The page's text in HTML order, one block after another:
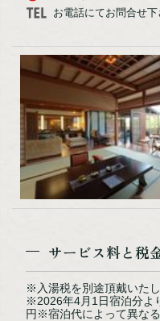
【露天風呂付・湖側】霞
エントランス（イメージ）
お電話にてお問合せ下
サービス料と税
※入湯税を別途頂戴いたし
※2026年4月1日宿泊分よ
円※宿泊代によって異な